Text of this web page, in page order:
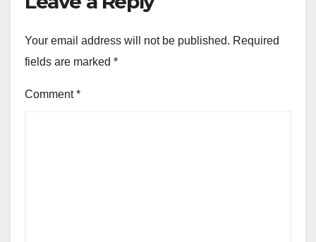
Your email address will not be published. Required
fields are marked *
Comment*